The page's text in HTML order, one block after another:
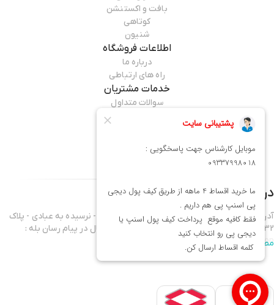
بافت و اکستنشن
کوتاهی
شنیون
اطلاعات فروشگاه
درباره ما
راه های ارتباطی
خدمات مشتریان
سوالات متداول
قوانین مرجوعی
همراه ما باشید
درباره فروشگاهمیماوان
آدرس فروشگاه : تهران - نارمک خیابان فرجام غربی - نرسیده به عبادی - پلاک
432 موبایل واحد فروش 09337998018 - آدرس کانال در پیام رسان بله :
mima1shop
سلام ورود شما همراهان عزیز را به میماوان،فروشگاه آنلاین آرایشگاهی خوش
آمد میگوییم.
مطالعه بیشتر